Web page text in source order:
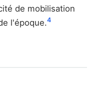
de mobilisation
l'époque.4